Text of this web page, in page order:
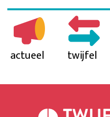
actueel twijfel